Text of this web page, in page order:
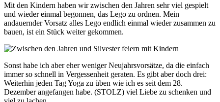
Mit den Kindern haben wir zwischen den Jahren sehr viel gespielt
und wieder einmal begonnen, das Lego zu ordnen. Mein
andauernder Vorsatz alles Lego endlich einmal wieder zusammen zu
bauen, ist ein Stück weiter gekommen.
Sonst habe ich aber eher weniger Neujahrsvorsätze, da die einfach
immer so schnell in Vergessenheit geraten. Es gibt aber doch drei:
Weiterhin jeden Tag Yoga zu üben wie ich es seit dem 28.
Dezember angefangen habe. (STOLZ) viel Liebe zu schenken und